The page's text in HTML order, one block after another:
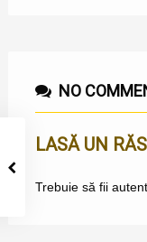
NO
LASĂ UN
Trebuie să fii